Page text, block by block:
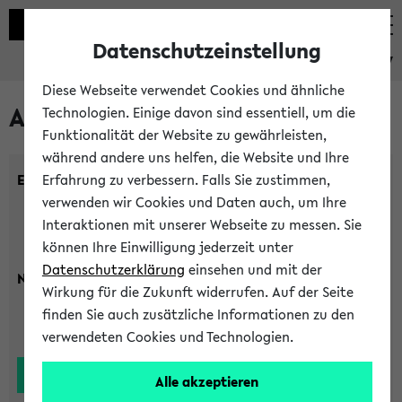
eKVV
Alle Lehrenden
Einrichtung:
Nachname:
Datenschutzeinstellung
Diese Webseite verwendet Cookies und ähnliche
Technologien. Einige davon sind essentiell, um die
Funktionalität der Website zu gewährleisten,
während andere uns helfen, die Website und Ihre
Erfahrung zu verbessern. Falls Sie zustimmen,
verwenden wir Cookies und Daten auch, um Ihre
Interaktionen mit unserer Webseite zu messen. Sie
können Ihre Einwilligung jederzeit unter
Datenschutzerklärung einsehen und mit der
Wirkung für die Zukunft widerrufen. Auf der Seite
finden Sie auch zusätzliche Informationen zu den
verwendeten Cookies und Technologien.
Alle akzeptieren